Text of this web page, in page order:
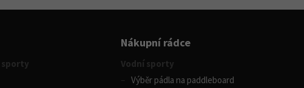
sporty
Nákupní rádce
Vodní sporty
Výběr pádla na paddleboard